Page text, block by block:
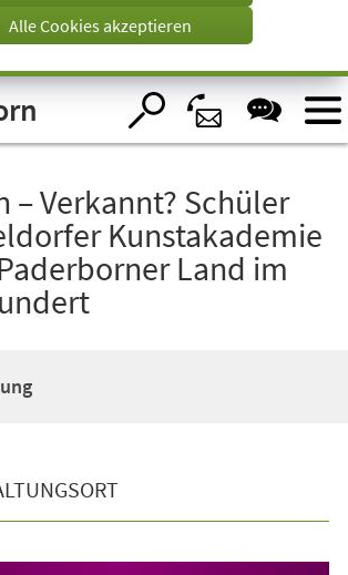
Alle Cookies akzeptieren
– Verkannt? Schüler
Kunstakademie
Land im